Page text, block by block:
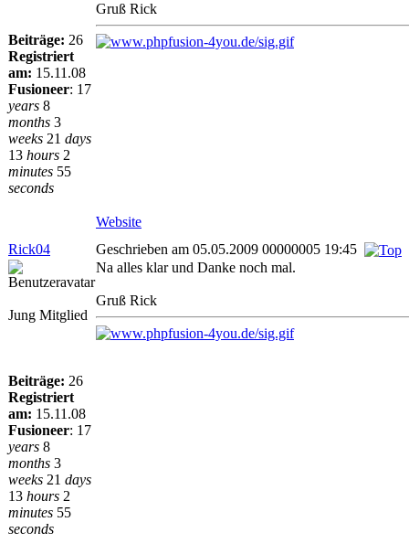
Beiträge: 26
Registriert
am: 15.11.08
Fusioneer: 17
years 8
months 3
weeks 21 days
13 hours 2
minutes 55
seconds
Gruß Rick
Website
Rick04
Geschrieben am 05.05.2009 00000005 19:45
Jung Mitglied
Beiträge: 26
Registriert
am: 15.11.08
Fusioneer: 17
years 8
months 3
weeks 21 days
13 hours 2
minutes 55
seconds
Na alles klar und Danke noch mal.
Gruß Rick